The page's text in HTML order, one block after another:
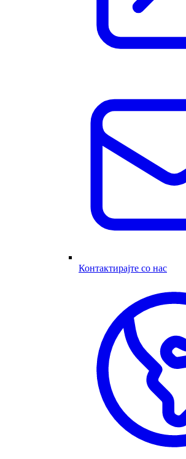
Контактирајте со нас